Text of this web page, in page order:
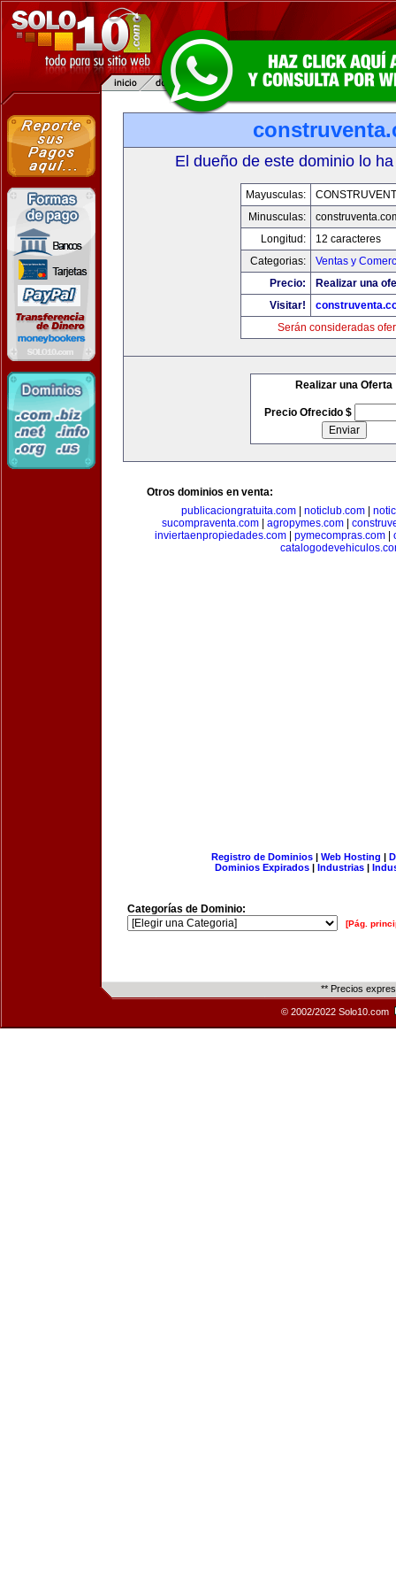
El dueño de este dominio lo
Mayusculas:
Minusculas:
Longitud:
12 caracteres
Categorias:
Ventas y
Precio:
Realizar una
Visitar!
Serán consideradas
Realizar una Oferta
Precio Ofrecido $
Otros dominios en venta:
publicaciongratuita.com| noticlub.com|
sucompraventa.com
agropymes.com
inviertaenpropiedades.com| pymecompras.com|
Registro de Dominios| Web Hosting |
Dominios Expirados | Industrias |
Categorías de Dominio:
[Pág.
** Precios
© 2002/2022 Solo10.com